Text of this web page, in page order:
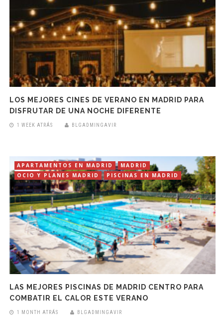
LOS MEJORES CINES DE VERANO EN MADRID PARA
DISFRUTAR DE UNA NOCHE DIFERENTE
1 WEEK ATRÁS BLGADMINGAVIR
APARTAMENTOS EN MADRID
MADRID
OCIO Y PLANES MADRID
PISCINAS EN MADRID
LAS MEJORES PISCINAS DE MADRID CENTRO PARA
COMBATIR EL CALOR ESTE VERANO
1 MONTH ATRÁS BLGADMINGAVIR